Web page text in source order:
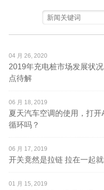
04 月 26, 2020
2019年充电桩市场发展状
点待解
06 月 18, 2019
夏天汽车空调的使用，打
循环吗？
06 月 17, 2019
开关竟然是拉链 拉在一起就
01 月 15, 2019